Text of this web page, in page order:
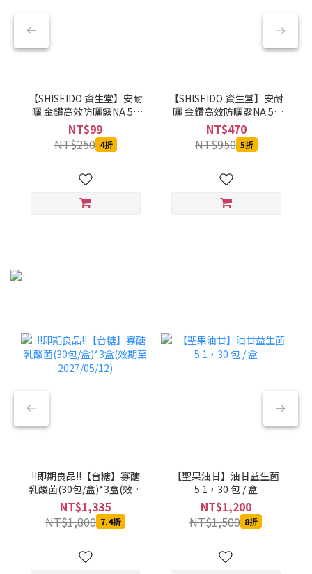
【SHISEIDO 資生堂】安耐
曬 金鑽高效防曬露NA 5X
版 12ml-專櫃公司貨(預購
品)
NT$99
NT$250 4折
【SHISEIDO 資生堂】安耐
曬 金鑽高效防曬露NA 5X
版 60ml-公司貨(預購品)
NT$470
NT$950 5折
!!即期良品!!【台糖】寡醣
乳酸菌(30包/盒)*3盒(效期
至2027/05/12)
NT$1,335
NT$1,800 7.4折
【聖果油甘】油甘益生菌
5.1，30 包 / 盒
NT$1,200
NT$1,500 8折